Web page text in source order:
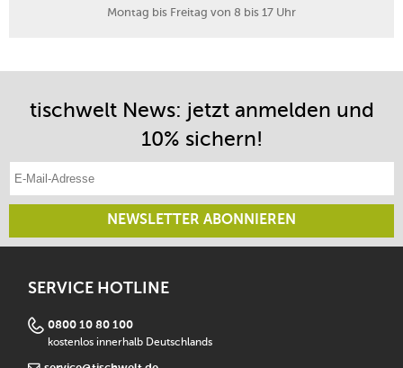
Montag bis Freitag von 8 bis 17 Uhr
tischwelt News: jetzt anmelden und
10% sichern!
NEWSLETTER ABONNIEREN
SERVICE HOTLINE
0800 10 80 100
kostenlos innerhalb Deutschlands